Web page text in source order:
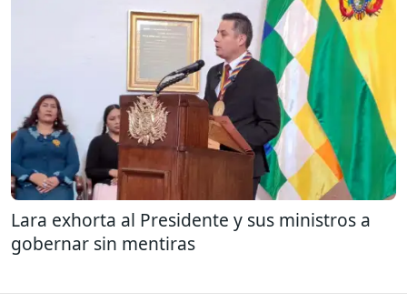
Lara exhorta al Presidente y sus ministros a
gobernar sin mentiras